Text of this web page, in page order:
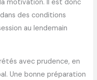
motivation. Il est donc
des conditions
au lendemain
avec prudence, en
Une bonne préparation